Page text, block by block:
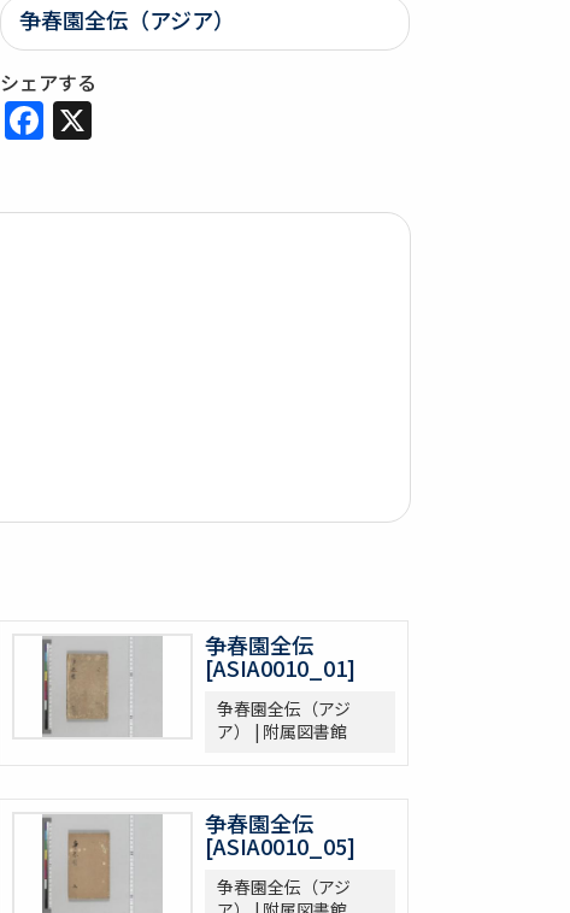
争春園全伝（アジア）
シェアする
Facebook
X
争春園全伝
[ASIA0010_01]
争春園全伝（アジ
ア） | 附属図書館
争春園全伝
[ASIA0010_05]
争春園全伝（アジ